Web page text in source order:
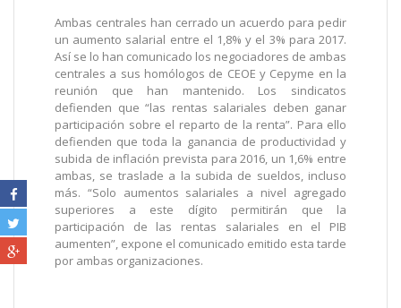
Ambas centrales han cerrado un acuerdo para pedir
un aumento salarial entre el 1,8% y el 3% para 2017.
Así se lo han comunicado los negociadores de ambas
centrales a sus homólogos de CEOE y Cepyme en la
reunión que han mantenido. Los sindicatos
defienden que “las rentas salariales deben ganar
participación sobre el reparto de la renta”. Para ello
defienden que toda la ganancia de productividad y
subida de inflación prevista para 2016, un 1,6% entre
ambas, se traslade a la subida de sueldos, incluso
más. “Solo aumentos salariales a nivel agregado
superiores a este dígito permitirán que la
participación de las rentas salariales en el PIB
aumenten”, expone el comunicado emitido esta tarde
por ambas organizaciones.